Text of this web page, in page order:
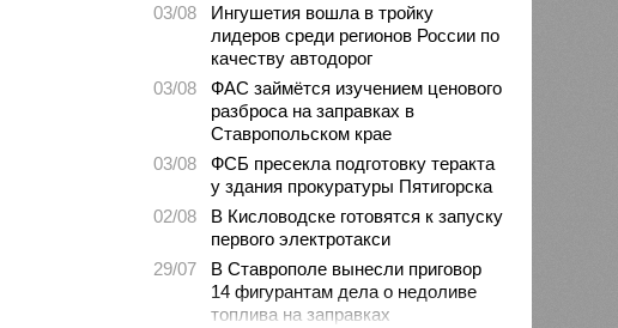
03/08
Ингушетия вошла в тройку
лидеров среди регионов России по
качеству автодорог
03/08
ФАС займётся изучением ценового
разброса на заправках в
Ставропольском крае
03/08
ФСБ пресекла подготовку теракта
у здания прокуратуры Пятигорска
02/08
В Кисловодске готовятся к запуску
первого электротакси
29/07
В Ставрополе вынесли приговор
14 фигурантам дела о недоливе
топлива на заправках